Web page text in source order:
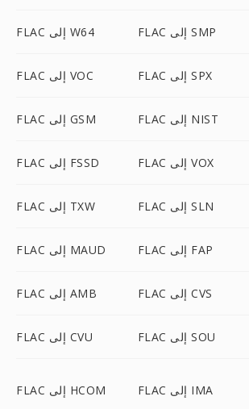
FLAC إلى W64 FLAC إلى SMP
FLAC إلى VOC FLAC إلى SPX
FLAC إلى GSM FLAC إلى NIST
FLAC إلى FSSD FLAC إلى VOX
FLAC إلى TXW FLAC إلى SLN
FLAC إلى MAUD FLAC إلى FAP
FLAC إلى AMB FLAC إلى CVS
FLAC إلى CVU FLAC إلى SOU
FLAC إلى HCOM FLAC إلى IMA